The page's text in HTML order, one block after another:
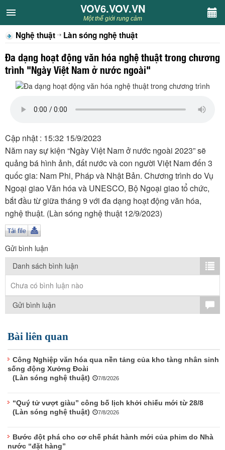
VOV6.VOV.VN
CHUYÊN MỤC
Khách VOV6
Văn học
Sân khấu
Thiếu nhi
Kết nối VOV6
TÌM KIẾM
Vận hành bởi QI Corp
VOV6.VOV.VN
Một thế giới rung cảm
Nghệ thuật Làn sóng nghệ thuật
Đa dạng hoạt động văn hóa nghệ thuật trong chương
trình "Ngày Việt Nam ở nước ngoài"
Cập nhật : 15:32 15/9/2023
Năm nay sự kiện “Ngày Việt Nam ở nước ngoài 2023” sẽ
quảng bá hình ảnh, đất nước và con người Việt Nam đến 3
quốc gia: Nam Phi, Pháp và Nhật Bản. Chương trình do Vụ
Ngoại giao Văn hóa và UNESCO, Bộ Ngoại giao tổ chức,
bắt đầu từ giữa tháng 9 với đa dạng hoạt động văn hóa,
nghệ thuật. (Làn sóng nghệ thuật 12/9/2023)
Gửi bình luận
Danh sách bình luận
Chưa có bình luận nào
Gửi bình luận
Bài liên quan
Công Nghiệp văn hóa qua nền tảng của kho tàng nhân sinh
sống động Xưởng Đoài
(Làn sóng nghệ thuật)
7/8/2026
“Quý tử vượt giàu” công bố lịch khởi chiếu mới từ 28/8
(Làn sóng nghệ thuật)
7/8/2026
Bước đột phá cho cơ chế phát hành mới của phim do Nhà
nước “đặt hàng”